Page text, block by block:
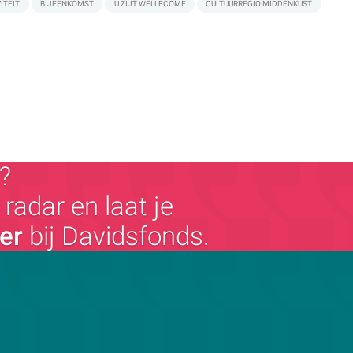
BIJEENKOMST U ZIJT WELLECOME CULTUURREGIO MIDDENKUST
en laat je
bij Davidsfonds.